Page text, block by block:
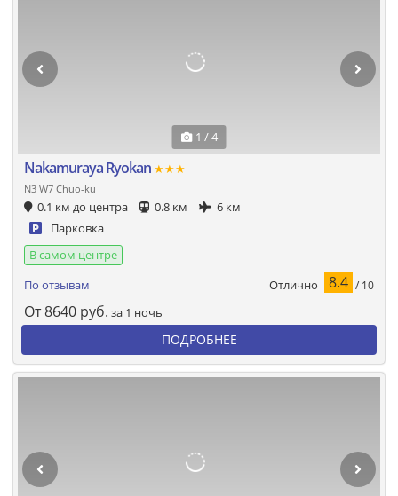
1 / 4
Nakamuraya Ryokan ★★★
N3 W7 Chuo-ku
0.1 км до центра 0.8 км
6 км
Парковка
В самом центре
По отзывам
Отлично 8.4 / 10
От8640 руб. за 1 ночь
ПОДРОБНЕЕ